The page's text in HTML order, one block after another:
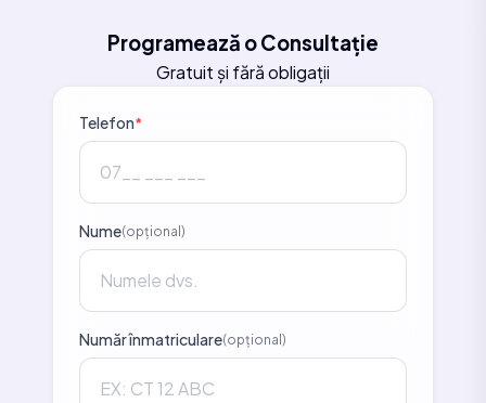
Programează o Consultație
Gratuit și fără obligații
Telefon*
Nume(opțional)
Număr înmatriculare(opțional)